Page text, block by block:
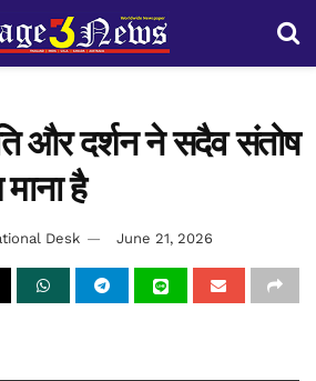
और दर्शन ने सदैव संतोष
है
Desk June 21, 2026